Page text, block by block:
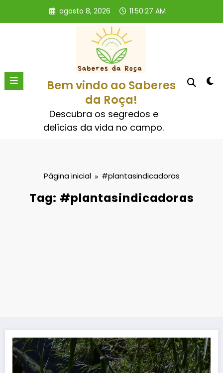
o
agosto 8, 2026 11:50:27 AM
Bem vindo ao Saberes
da Roça!
Descubra os segredos e
delícias da vida no campo.
Página inicial #plantasindicadoras
Tag: #plantasindicadoras